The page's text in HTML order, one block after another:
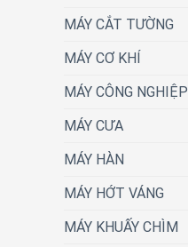
MÁY CẮT TƯỜNG
MÁY CƠ KHÍ
MÁY CÔNG NGHIỆP
MÁY CƯA
MÁY HÀN
MÁY HỚT VÁNG
MÁY KHUẤY CHÌM